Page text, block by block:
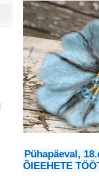
Pühapäeval,
ÕIEEHETE